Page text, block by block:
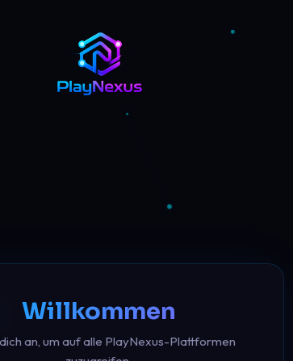
Willkommen
an, um auf alle PlayNexus-Plattformen